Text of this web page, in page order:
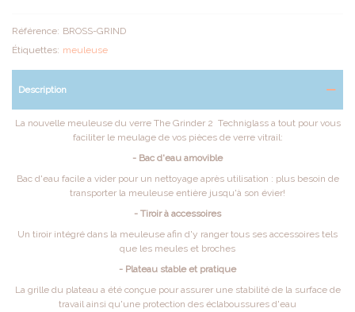
Référence: BROSS-GRIND
Étiquettes: meuleuse
Description
La nouvelle meuleuse du verre The Grinder 2 Techniglass a tout pour vous
faciliter le meulage de vos pièces de verre vitrail:
- Bac d'eau amovible
Bac d'eau facile a vider pour un nettoyage après utilisation : plus besoin de
transporter la meuleuse entière jusqu'à son évier!
- Tiroir à accessoires
Un tiroir intégré dans la meuleuse afin d'y ranger tous ses accessoires tels
que les meules et broches
- Plateau stable et pratique
La grille du plateau a été conçue pour assurer une stabilité de la surface de
travail ainsi qu'une protection des éclaboussures d'eau